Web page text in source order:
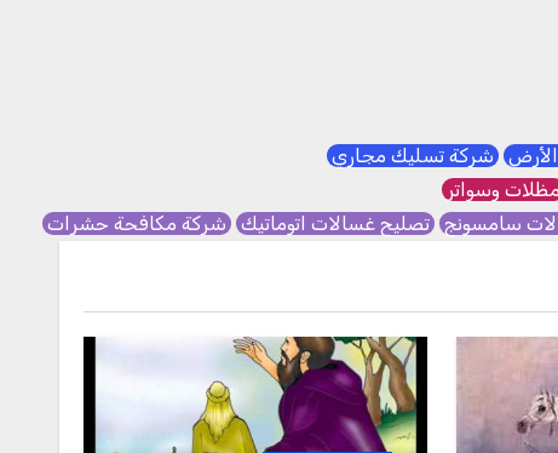
شركة تسليك مجاري
وسواتر
سامسونج تصليح غسالات اتوماتيك شركة مكافحة حشرات